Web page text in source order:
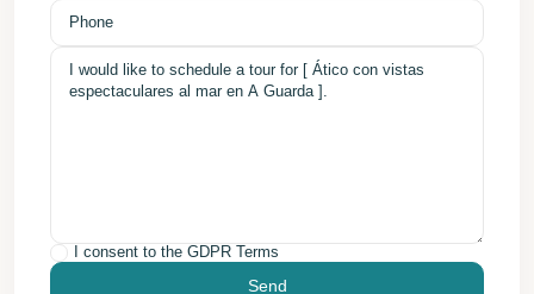
I consent to the GDPR Terms